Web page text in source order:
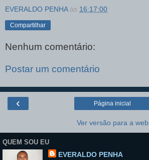
EVERALDO PENHA às 16:17:00
Compartilhar
Nenhum comentário:
Postar um comentário
‹ Página inicial
Ver versão para a web
QUEM SOU EU
EVERALDO PENHA